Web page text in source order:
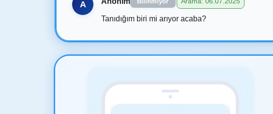
A
Tanıdığım biri mi arıyor acaba?